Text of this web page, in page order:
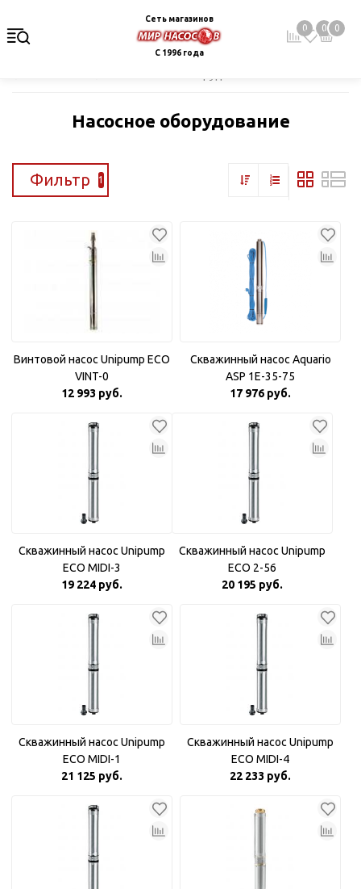
Сеть магазинов
С 1996 года
0 0 0
Насосное оборудование
Фильтр 1
Винтовой насос Unipump ECO
VINT-0
12 993 руб.
Скважинный насос Aquario
ASP 1E-35-75
17 976 руб.
Скважинный насос Unipump
ECO MIDI-3
19 224 руб.
Скважинный насос Unipump
ECO 2-56
20 195 руб.
Скважинный насос Unipump
ECO MIDI-1
21 125 руб.
Скважинный насос Unipump
ECO MIDI-4
22 233 руб.